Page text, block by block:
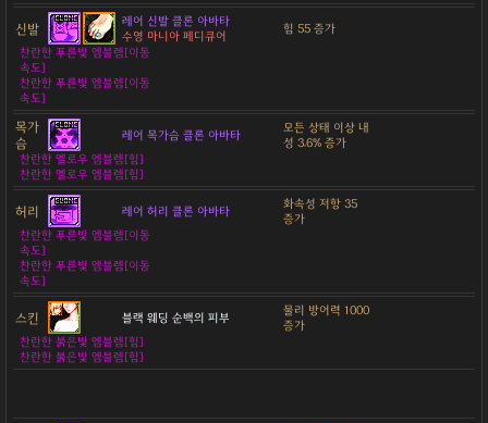
신발
레어 신발 클론 아바타
수영 마니아 페디큐어
힘 55 증가
찬란한 푸른빛 엠블렘[이동
속도]
찬란한 푸른빛 엠블렘[이동
속도]
목가
슴
레어 목가슴 클론 아바타
모든 상태 이상 내
성 3.6% 증가
찬란한 옐로우 엠블렘[힘]
찬란한 옐로우 엠블렘[힘]
허리 레어 허리 클론 아바타
화속성 저항 35
증가
찬란한 푸른빛 엠블렘[이동
속도]
찬란한 푸른빛 엠블렘[이동
속도]
스킨 블랙 웨딩 순백의 피부
물리 방어력 1000
증가
찬란한 붉은빛 엠블렘[힘]
찬란한 붉은빛 엠블렘[힘]